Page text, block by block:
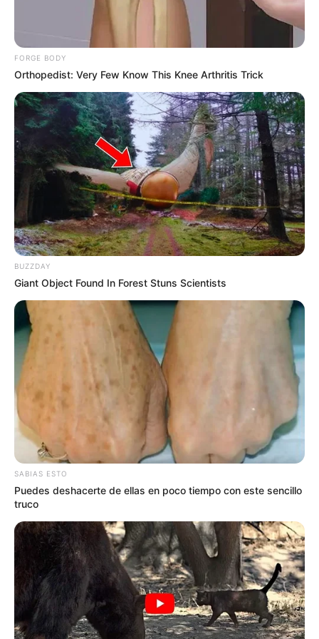
Código Nacional de Seguridad y Convivencia Ciudadana
(ley 1801 de 2016), conocido también como
Código de
¿De cuánto es la multa por permitir
que su perro riegue basura en la
calle?
La multa general tipo 1 es de dos salarios mínimos
diarios legales vigentes
, según el artículo 180del Código
de Policía.La cifra equivale a 94.900 pesos
Más noticias:
la calle: les tocará pagar casi 800 mil por Ley
Sin embargo, hay una opción para "salvarse" de pagar el
dinero: la persona sancionada tiene cinco días hábiles,
desde el momento que se impuso el comparendo, para
pedirles a las autoridades que le permitan participar "en
programa comunitario o actividad pedagógica de
FORGE BODY
Orthopedist: Very Few Know This Knee Arthritis Trick
BUZZDAY
Giant Object Found In Forest Stuns Scientists
SABIAS ESTO
Puedes deshacerte de ellas en poco tiempo con este sencillo
truco